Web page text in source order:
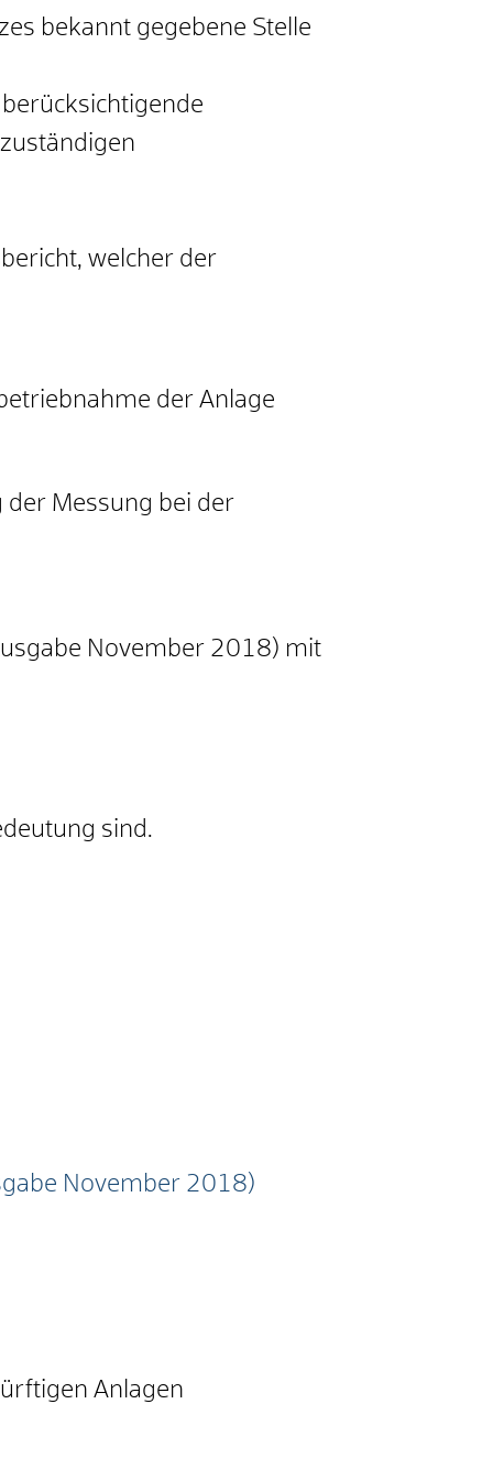
bekannt gegebene Stelle
welcher der
der Anlage
der Messung bei der
November 2018) mit
sind.
November 2018)
Anlagen